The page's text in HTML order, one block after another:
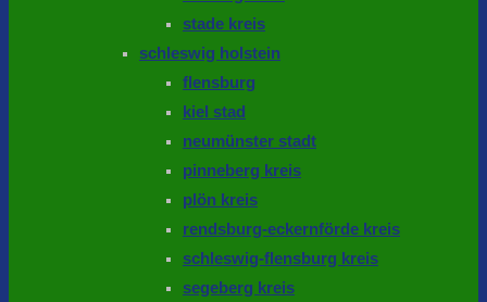
stade kreis
schleswig holstein
flensburg
kiel stad
neumünster stadt
pinneberg kreis
plön kreis
rendsburg-eckernförde kreis
schleswig-flensburg kreis
segeberg kreis